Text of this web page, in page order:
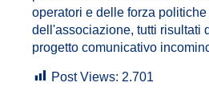
operatori e delle forza
dell'associazione, tutti risultati
progetto comunicativo
Post Views: 2.701